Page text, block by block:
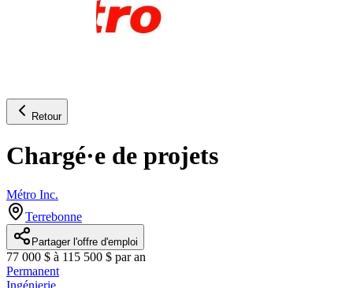
Retour
Chargé·e de projets
Métro Inc.
Terrebonne
Partager l'offre d'emploi
77 000 $ à 115 500 $ par an
Permanent
Ingénierie